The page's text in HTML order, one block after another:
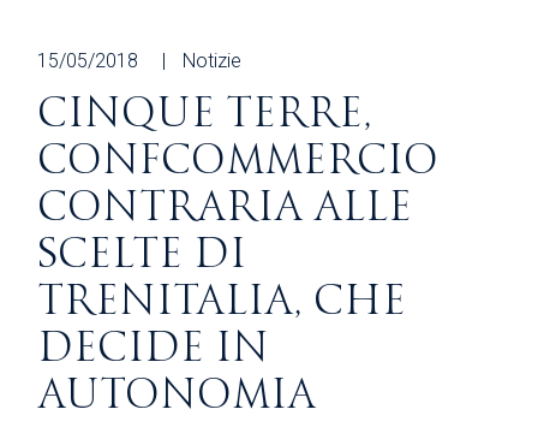
15/05/2018 Notizie
CINQUE TERRE,
CONFCOMMERCIO
CONTRARIA ALLE
SCELTE DI
TRENITALIA, CHE
DECIDE IN
AUTONOMIA